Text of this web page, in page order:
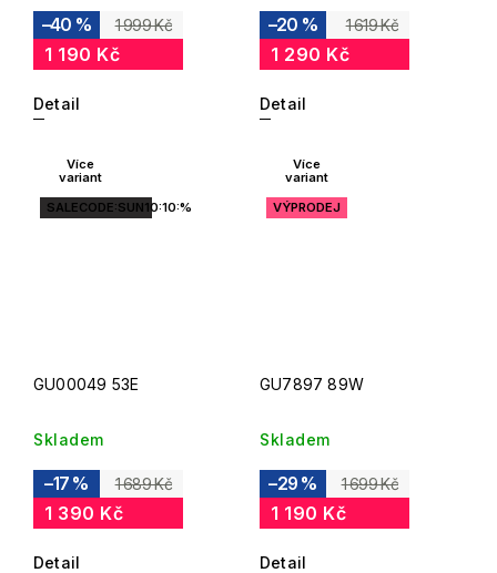
1 999 Kč
–40 %
1 190 Kč
Detail
1 619 Kč
–20 %
1 290 Kč
Detail
Více
variant
SALECODE:SUN10:10:%
GU00049 53E
Skladem
1 689 Kč
–17 %
1 390 Kč
Detail
Více
variant
VÝPRODEJ
GU7897 89W
Skladem
1 699 Kč
–29 %
1 190 Kč
Detail